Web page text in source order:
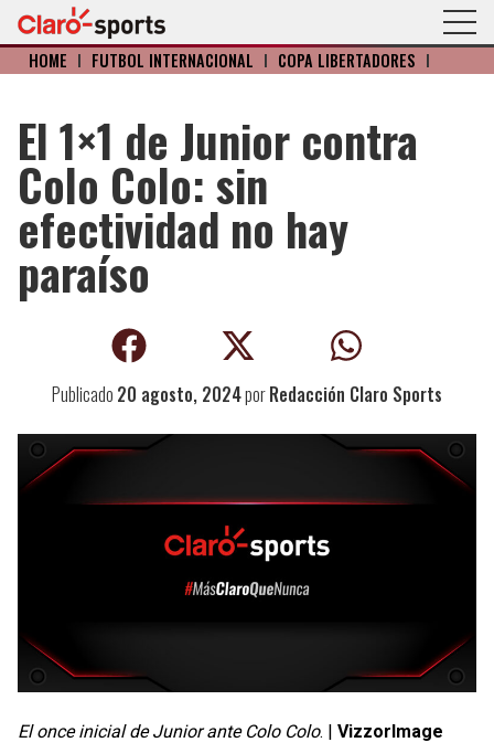
HOME I FÚTBOL INTERNACIONAL I COPA LIBERTADORES I
El 1×1 de Junior contra
Colo Colo: sin
efectividad no hay
paraíso
Publicado 20 agosto, 2024porRedacción Claro Sports
El once inicial de Junior ante Colo Colo. | VizzorImage